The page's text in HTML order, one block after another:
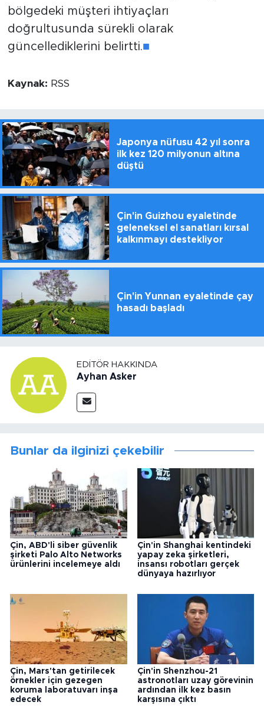
bölgedeki müşteri ihtiyaçları
doğrultusunda sürekli olarak
güncellediklerini belirtti.■
Kaynak: RSS
Japonya nüfusu 42 yıl sonra
ilk kez 120 milyonun altına
düştü
Çin'in Guizhou eyaletinde
geleneksel el sanatları kırsal
kalkınmayı destekliyor
Çin'in Yunnan eyaletinde çay
hasadı başladı
EDITÖR HAKKINDA
Ayhan Asker
Bunlar da ilginizi çekebilir
Çin, ABD'li siber güvenlik
şirketi Palo Alto Networks
ürünlerini incelemeye aldı
Çin'in Shanghai kentindeki
yapay zeka şirketleri,
insansı robotları gerçek
dünyaya hazırlıyor
Çin, Mars'tan getirilecek
örnekler için gezegen
koruma laboratuvarı inşa
edecek
Çin'in Shenzhou-21
astronotları uzay görevinin
ardından ilk kez basın
karşısına çıktı